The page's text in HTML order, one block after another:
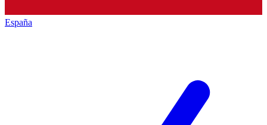
España